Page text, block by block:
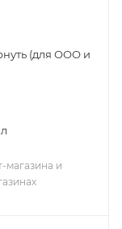
(для ООО и
магазина и